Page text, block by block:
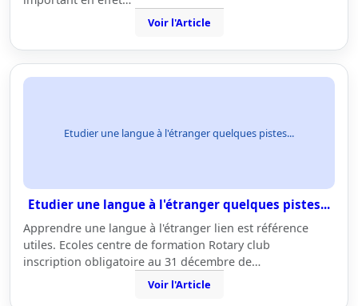
Voir l'Article
Etudier une langue à l'étranger quelques pistes...
Etudier une langue à l'étranger quelques pistes...
Apprendre une langue à l'étranger lien est référence
utiles. Ecoles centre de formation Rotary club
inscription obligatoire au 31 décembre de…
Voir l'Article